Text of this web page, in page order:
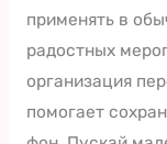
применять в
радостных
организация
помогает